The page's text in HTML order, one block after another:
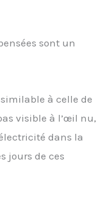
sont un
à celle de
visible à l’œil nu,
dans la
jours de ces